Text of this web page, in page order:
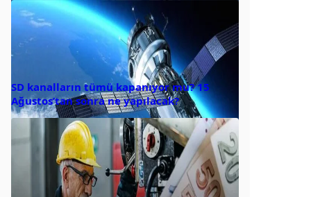
SD kanalların tümü kapanıyor mu? 15
Ağustos’tan sonra ne yapılacak?